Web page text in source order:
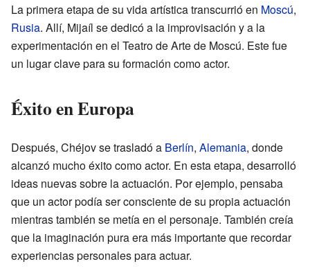
La primera etapa de su vida artística transcurrió en Moscú,
Rusia. Allí, Mijaíl se dedicó a la improvisación y a la
experimentación en el Teatro de Arte de Moscú. Este fue
un lugar clave para su formación como actor.
Éxito en Europa
Después, Chéjov se trasladó a Berlín, Alemania, donde
alcanzó mucho éxito como actor. En esta etapa, desarrolló
ideas nuevas sobre la actuación. Por ejemplo, pensaba
que un actor podía ser consciente de su propia actuación
mientras también se metía en el personaje. También creía
que la imaginación pura era más importante que recordar
experiencias personales para actuar.